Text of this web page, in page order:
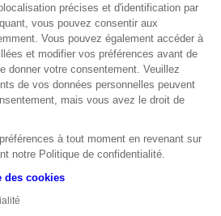
par l’action Edenred le jeudi
française de services
les Tickets restaurant, a bondi
a été approchée par un
pour un possible rachat. Une
groupe, dont l’action avait perdu
sur les trois derniers exercices.
précises et d'identification par
vous pouvez consentir aux
Vous pouvez également accéder à
et modifier vos préférences avant de
donner votre consentement. Veuillez
de vos données personnelles peuvent
mais vous avez le droit de
à tout moment en revenant sur
notre Politique de confidentialité.
des cookies